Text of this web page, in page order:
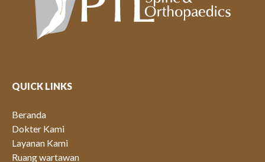
QUICK LINKS
Beranda
Dokter Kami
Layanan Kami
Ruang wartawan